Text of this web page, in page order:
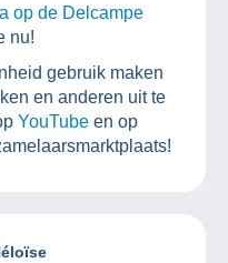
op de Delcampe
nu!
gebruik maken
en anderen uit te
YouTube en op